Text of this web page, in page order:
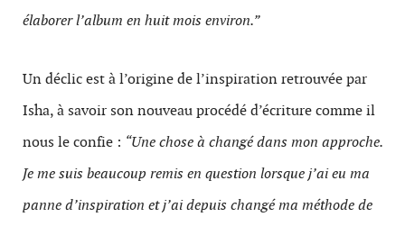
élaborer l’album en huit mois environ.”
Un déclic est à l’origine de l’inspiration retrouvée par
Isha, à savoir son nouveau procédé d’écriture comme il
nous le confie : “Une chose à changé dans mon approche.
Je me suis beaucoup remis en question lorsque j’ai eu ma
panne d’inspiration et j’ai depuis changé ma méthode de